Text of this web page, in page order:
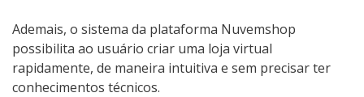
Ademais, o sistema da plataforma Nuvemshop
possibilita ao usuário criar uma loja virtual
rapidamente, de maneira intuitiva e sem precisar ter
conhecimentos técnicos.